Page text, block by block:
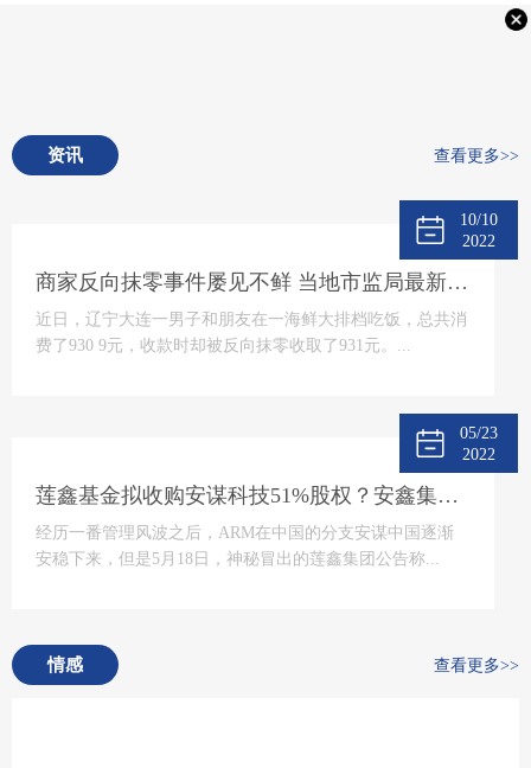
资讯 查看更多>>
10/10
2022
商家反向抹零事件屡见不鲜 当地市监局最新回应将“零容忍”态度打击
近日，辽宁大连一男子和朋友在一海鲜大排档吃饭，总共消
费了930 9元，收款时却被反向抹零收取了931元。...
05/23
2022
莲鑫基金拟收购安谋科技51%股权？安鑫集团回应
经历一番管理风波之后，ARM在中国的分支安谋中国逐渐
安稳下来，但是5月18日，神秘冒出的莲鑫集团公告称...
情感 查看更多>>